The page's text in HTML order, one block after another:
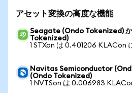
アセット変換の高度な機能
Seagate (Ondo Tokenized)
Tokenized)
1 STXon は 0.401206 KLACon
Navitas Semiconductor
(Ondo Tokenized)
1 NVTSon は 0.006983